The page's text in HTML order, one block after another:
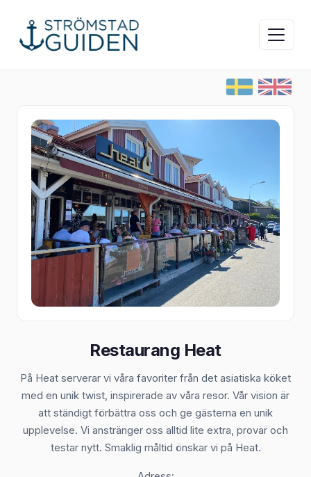
Restaurang Heat
På Heat serverar vi våra favoriter från det asiatiska köket
med en unik twist, inspirerade av våra resor. Vår vision är
att ständigt förbättra oss och ge gästerna en unik
upplevelse. Vi anstränger oss alltid lite extra, provar och
testar nytt. Smaklig måltid önskar vi på Heat.